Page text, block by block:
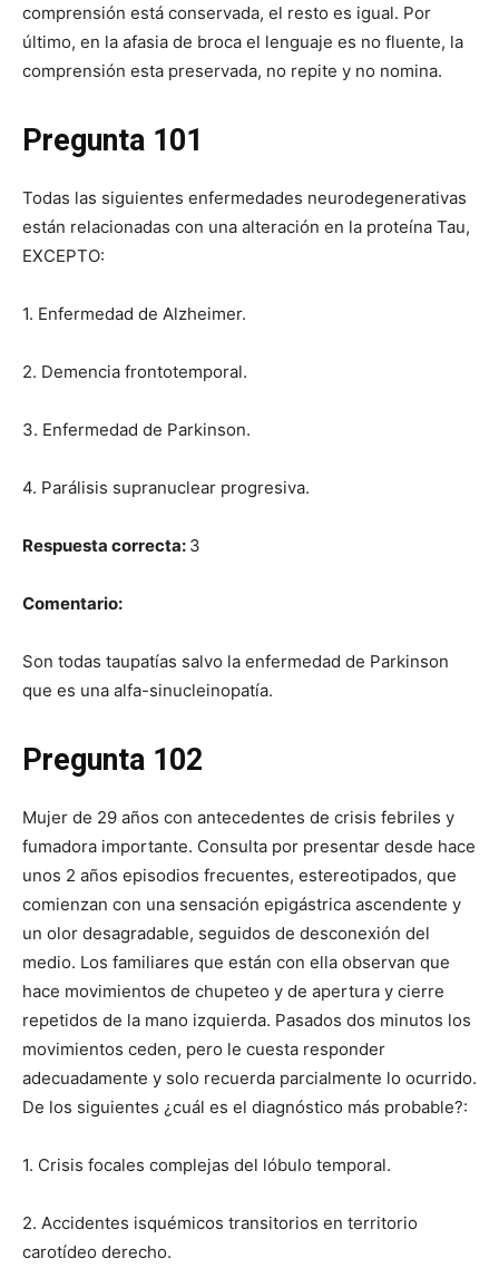
comprensión está conservada, el resto es igual. Por
último, en la afasia de broca el lenguaje es no fluente, la
comprensión esta preservada, no repite y no nomina.
Pregunta 101
Todas las siguientes enfermedades neurodegenerativas
están relacionadas con una alteración en la proteína Tau,
EXCEPTO:
1. Enfermedad de Alzheimer.
2. Demencia frontotemporal.
3. Enfermedad de Parkinson.
4. Parálisis supranuclear progresiva.
Respuesta correcta: 3
Comentario:
Son todas taupatías salvo la enfermedad de Parkinson
que es una alfa-sinucleinopatía.
Pregunta 102
Mujer de 29 años con antecedentes de crisis febriles y
fumadora importante. Consulta por presentar desde hace
unos 2 años episodios frecuentes, estereotipados, que
comienzan con una sensación epigástrica ascendente y
un olor desagradable, seguidos de desconexión del
medio. Los familiares que están con ella observan que
hace movimientos de chupeteo y de apertura y cierre
repetidos de la mano izquierda. Pasados dos minutos los
movimientos ceden, pero le cuesta responder
adecuadamente y solo recuerda parcialmente lo ocurrido.
De los siguientes ¿cuál es el diagnóstico más probable?:
1. Crisis focales complejas del lóbulo temporal.
2. Accidentes isquémicos transitorios en territorio
carotídeo derecho.